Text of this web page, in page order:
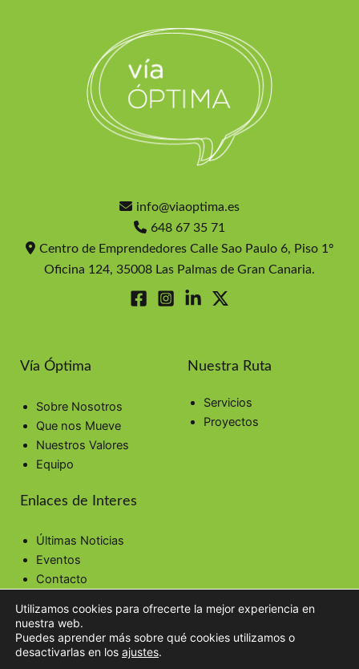
info@viaoptima.es
648 67 35 71
Centro de Emprendedores Calle Sao Paulo 6, Piso 1º
Oficina 124, 35008 Las Palmas de Gran Canaria.
Vía Óptima
Sobre Nosotros
Que nos Mueve
Nuestros Valores
Equipo
Enlaces de Interes
Últimas Noticias
Eventos
Contacto
Nuestra Ruta
Servicios
Proyectos
AVISO LEGAL POLÍTICA DE PRIVACIDAD POLÍTICA DE COOKIES
Utilizamos cookies para ofrecerte la mejor experiencia en
nuestra web.
Puedes aprender más sobre qué cookies utilizamos o
desactivarlas en los ajustes.